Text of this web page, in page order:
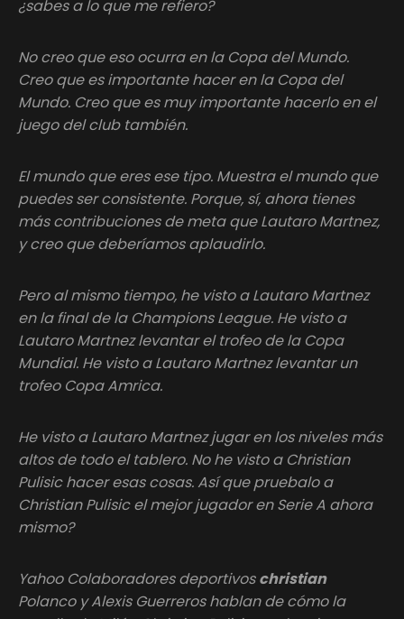
¿sabes a lo que me refiero?
No creo que eso ocurra en la Copa del Mundo.
Creo que es importante hacer en la Copa del
Mundo. Creo que es muy importante hacerlo en el
juego del club también.
El mundo que eres ese tipo. Muestra el mundo que
puedes ser consistente. Porque, sí, ahora tienes
más contribuciones de meta que Lautaro Martnez,
y creo que deberíamos aplaudirlo.
Pero al mismo tiempo, he visto a Lautaro Martnez
en la final de la Champions League. He visto a
Lautaro Martnez levantar el trofeo de la Copa
Mundial. He visto a Lautaro Martnez levantar un
trofeo Copa Amrica.
He visto a Lautaro Martnez jugar en los niveles más
altos de todo el tablero. No he visto a Christian
Pulisic hacer esas cosas. Así que pruebalo a
Christian Pulisic el mejor jugador en Serie A ahora
mismo?
Yahoo Colaboradores deportivoschristian
Polanco y Alexis Guerreros hablan de cómo la